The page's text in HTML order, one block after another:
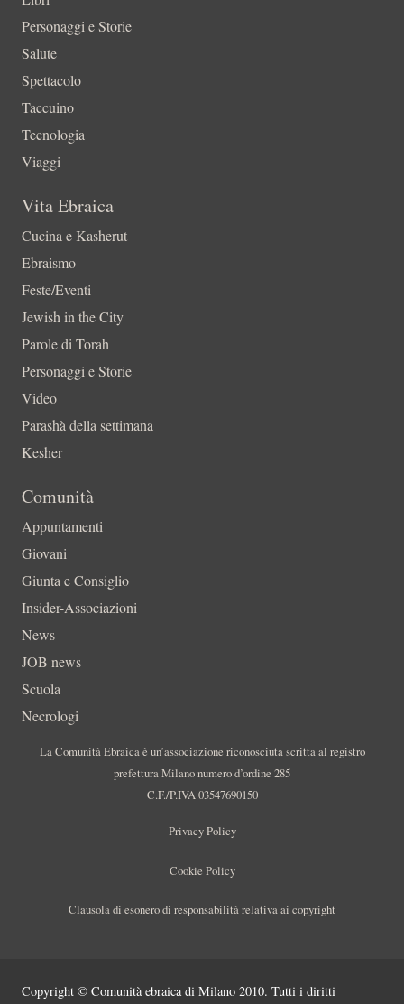
Personaggi e Storie
Salute
Spettacolo
Taccuino
Tecnologia
Viaggi
Vita Ebraica
Cucina e Kasherut
Ebraismo
Feste/Eventi
Jewish in the City
Parole di Torah
Personaggi e Storie
Video
Parashà della settimana
Kesher
Comunità
Appuntamenti
Giovani
Giunta e Consiglio
Insider-Associazioni
News
JOB news
Scuola
Necrologi
La Comunità Ebraica è un’associazione riconosciuta scritta al registro
prefettura Milano numero d’ordine 285
C.F./P.IVA 03547690150
Privacy Policy
Cookie Policy
Clausola di esonero di responsabilità relativa ai copyright
Copyright © Comunità ebraica di Milano 2010. Tutti i diritti